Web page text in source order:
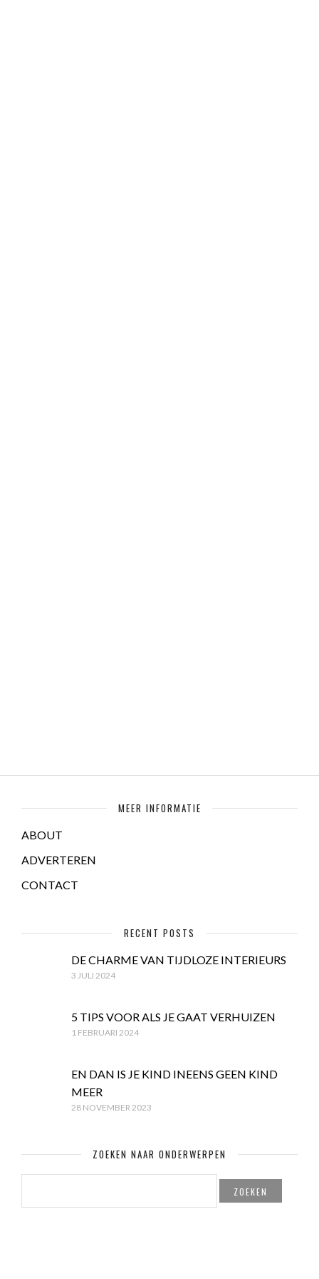
MEER INFORMATIE
ABOUT
ADVERTEREN
CONTACT
RECENT POSTS
DE CHARME VAN TIJDLOZE INTERIEURS
3 JULI 2024
5 TIPS VOOR ALS JE GAAT VERHUIZEN
1 FEBRUARI 2024
EN DAN IS JE KIND INEENS GEEN KIND
MEER
28 NOVEMBER 2023
ZOEKEN NAAR ONDERWERPEN
ZOEKEN